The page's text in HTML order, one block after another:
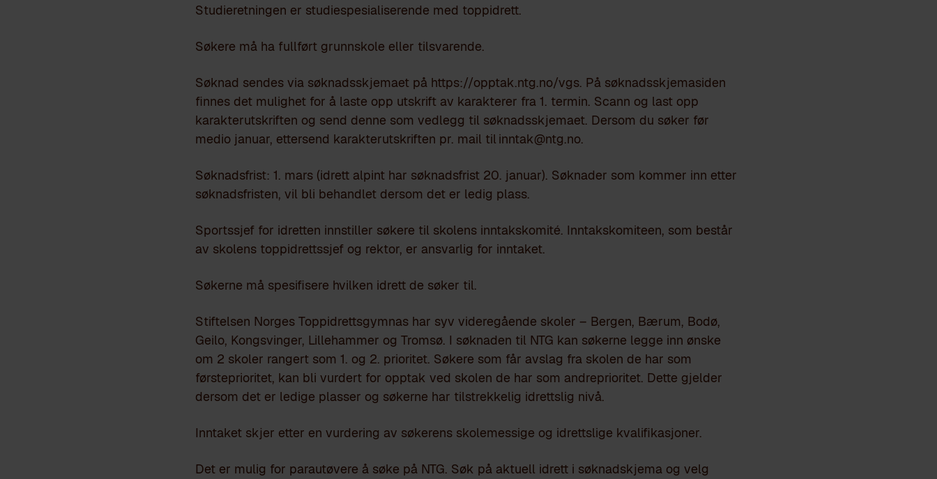
Studieretningen er studiespesialiserende med toppidrett.
Søkere må ha fullført grunnskole eller tilsvarende.
Søknad sendes via søknadsskjemaet på https://opptak.ntg.no/vgs. På søknadsskjemasiden
finnes det mulighet for å laste opp utskrift av karakterer fra 1. termin. Scann og last opp
karakterutskriften og send denne som vedlegg til søknadsskjemaet. Dersom du søker før
medio januar, ettersend karakterutskriften pr. mail til inntak@ntg.no.
Søknadsfrist: 1. mars (idrett alpint har søknadsfrist 20. januar). Søknader som kommer inn etter
søknadsfristen, vil bli behandlet dersom det er ledig plass.
Sportssjef for idretten innstiller søkere til skolens inntakskomité. Inntakskomiteen, som består
av skolens toppidrettssjef og rektor, er ansvarlig for inntaket.
Søkerne må spesifisere hvilken idrett de søker til.
Stiftelsen Norges Toppidrettsgymnas har syv videregående skoler – Bergen, Bærum, Bodø,
Geilo, Kongsvinger, Lillehammer og Tromsø. I søknaden til NTG kan søkerne legge inn ønske
om 2 skoler rangert som 1. og 2. prioritet. Søkere som får avslag fra skolen de har som
førsteprioritet, kan bli vurdert for opptak ved skolen de har som andreprioritet. Dette gjelder
dersom det er ledige plasser og søkerne har tilstrekkelig idrettslig nivå.
Inntaket skjer etter en vurdering av søkerens skolemessige og idrettslige kvalifikasjoner.
Det er mulig for parautøvere å søke på NTG. Søk på aktuell idrett i søknadskjema og velg